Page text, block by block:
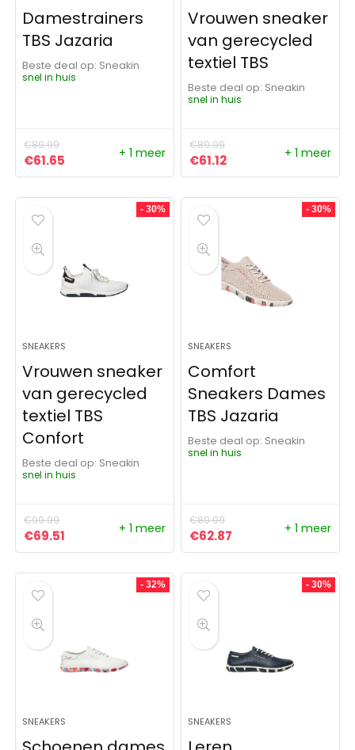
Damestrainers
TBS Jazaria
Beste deal op:
Sneakin
snel in huis
€89.99
Oorspronkelijke prijs was: €89.99.
€61.65 Huidige prijs is: €61.65.
+ 1 meer
Vrouwen sneaker
van gerecycled
textiel TBS
Beste deal op:
Sneakin
snel in huis
€89.99
Oorspronkelijke prijs
€61.12Huidige prijs is:
+ 1 meer
- 30%
SNEAKERS
Vrouwen sneaker
van gerecycled
textiel TBS
Confort
Beste deal op:
Sneakin
snel in huis
€99.99
Oorspronkelijke prijs was: €99.99.
€69.51 Huidige prijs is: €69.51.
+ 1 meer
- 30%
SNEAKERS
Comfort
Sneakers Dames
TBS Jazaria
Beste deal op:
Sneakin
snel in huis
€89.99
Oorspronkelijke prijs
€62.87 Huidige prijs is:
+ 1 meer
- 32%
SNEAKERS
- 30%
SNEAKERS